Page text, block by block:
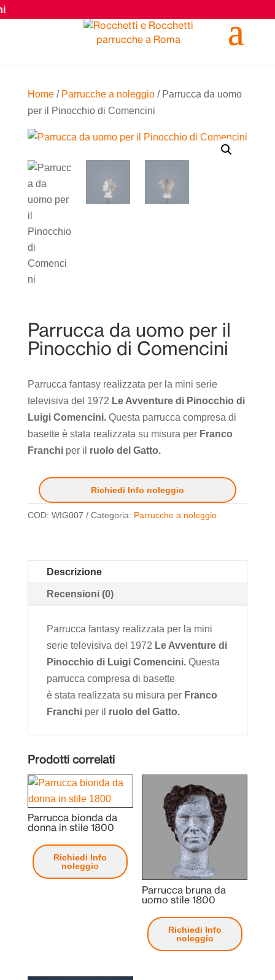
Home/ Parrucche a noleggio/ Parrucca da uomo
per il Pinocchio di Comencini
Parrucca da uomo per il
Pinocchio di Comencini
Parrucca fantasy realizzata per la mini serie
televisiva del 1972 Le Avventure di Pinocchio di
Luigi Comencini. Questa parrucca compresa di
basette è stata realizzata su misura per Franco
Franchi per il ruolo del Gatto.
Richiedi Info noleggio
COD: WIG007 Categoria: Parrucche a noleggio
Descrizione
Recensioni (0)
Parrucca fantasy realizzata per la mini
serie televisiva del 1972 Le Avventure di
Pinocchio di Luigi Comencini. Questa
parrucca compresa di basette
è stata realizzata su misura per Franco
Franchi per il ruolo del Gatto.
Prodotti correlati
Parrucca bionda da
donna in stile 1800
Richiedi Info
noleggio
Parrucca bruna da
uomo stile 1800
Richiedi Info
noleggio